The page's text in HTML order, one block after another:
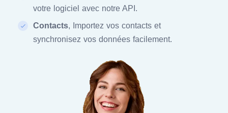
votre logiciel avec notre API.
Contacts, Importez vos contacts et
synchronisez vos données facilement.